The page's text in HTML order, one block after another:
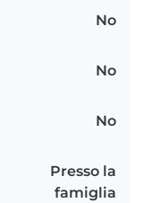
No
No
No
Presso la
famiglia